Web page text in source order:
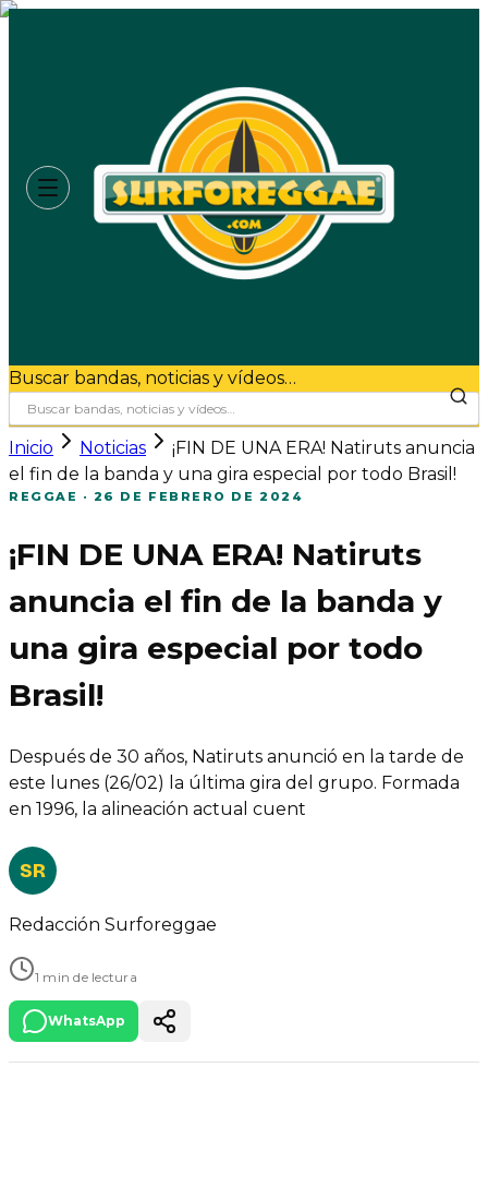
Buscar bandas, noticias y vídeos…
Inicio Noticias
¡FIN DE UNA ERA! Natiruts anuncia
el fin de la banda y una gira especial por todo Brasil!
REGGAE · 26 DE FEBRERO DE 2024
¡FIN DE UNA ERA! Natiruts
anuncia el fin de la banda y
una gira especial por todo
Brasil!
Después de 30 años, Natiruts anunció en la tarde de
este lunes (26/02) la última gira del grupo. Formada
en 1996, la alineación actual cuent
SR
Redacción Surforeggae
1 min de lectura
WhatsApp